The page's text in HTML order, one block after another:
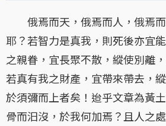
俄焉而天，俄焉而人，俄焉而
耶？若智力是真我，則死後亦宜
之親眷，宜長聚不散，縱使別離
若真有我之財產，宜帶來帶去，
於須彌而上者矣！迨乎文章為黃
骨而汨沒，於我何加焉？且人之